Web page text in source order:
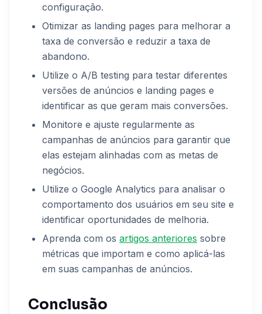
configuração.
Otimizar as landing pages para melhorar a
taxa de conversão e reduzir a taxa de
abandono.
Utilize o A/B testing para testar diferentes
versões de anúncios e landing pages e
identificar as que geram mais conversões.
Monitore e ajuste regularmente as
campanhas de anúncios para garantir que
elas estejam alinhadas com as metas de
negócios.
Utilize o Google Analytics para analisar o
comportamento dos usuários em seu site e
identificar oportunidades de melhoria.
Aprenda com os artigos anteriores sobre
métricas que importam e como aplicá-las
em suas campanhas de anúncios.
Conclusão